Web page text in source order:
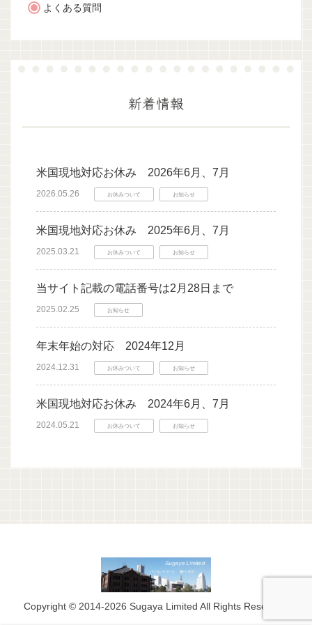
よくある質問
新着情報
米国現地対応お休み 2026年6月、7月
2026.05.26 お休みついて お知らせ
米国現地対応お休み 2025年6月、7月
2025.03.21 お休みついて お知らせ
当サイト記載の電話番号は2月28日まで
2025.02.25 お知らせ
年末年始の対応 2024年12月
2024.12.31 お休みついて お知らせ
米国現地対応お休み 2024年6月、7月
2024.05.21 お休みついて お知らせ
Copyright © 2014-2026 Sugaya Limited All Rights Reserved.